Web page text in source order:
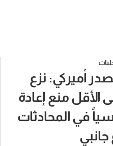
أميركي: نزع
الأقل منع إعادة
في المحادثات